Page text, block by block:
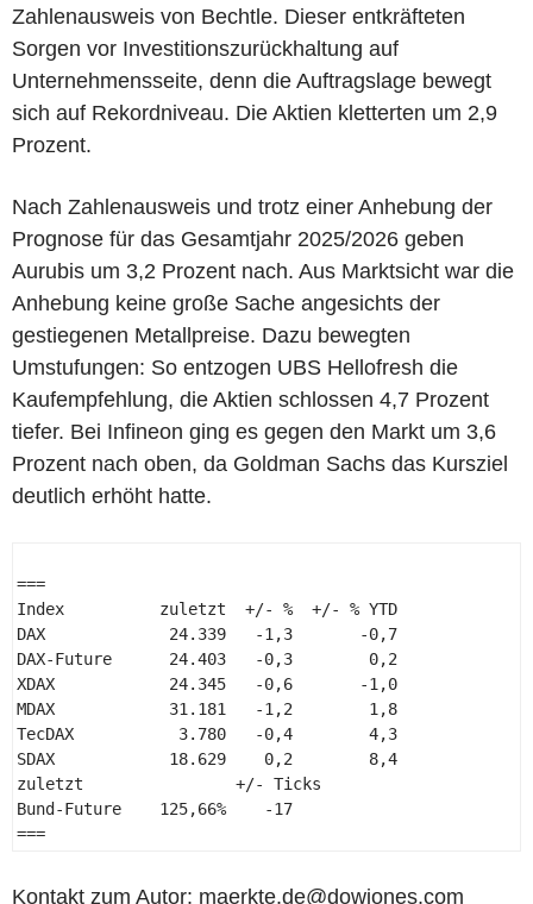
Zahlenausweis von Bechtle. Dieser entkräfteten
Sorgen vor Investitionszurückhaltung auf
Unternehmensseite, denn die Auftragslage bewegt
sich auf Rekordniveau. Die Aktien kletterten um 2,9
Prozent.
Nach Zahlenausweis und trotz einer Anhebung der
Prognose für das Gesamtjahr 2025/2026 geben
Aurubis um 3,2 Prozent nach. Aus Marktsicht war die
Anhebung keine große Sache angesichts der
gestiegenen Metallpreise. Dazu bewegten
Umstufungen: So entzogen UBS Hellofresh die
Kaufempfehlung, die Aktien schlossen 4,7 Prozent
tiefer. Bei Infineon ging es gegen den Markt um 3,6
Prozent nach oben, da Goldman Sachs das Kursziel
deutlich erhöht hatte.
===
Index          zuletzt  +/- %  +/- % YTD
DAX             24.339   -1,3       -0,7
DAX-Future      24.403   -0,3        0,2
XDAX            24.345   -0,6       -1,0
MDAX            31.181   -1,2        1,8
TecDAX           3.780   -0,4        4,3
SDAX            18.629    0,2        8,4
zuletzt                +/- Ticks
Bund-Future    125,66%    -17
===
Kontakt zum Autor: maerkte.de@dowjones.com